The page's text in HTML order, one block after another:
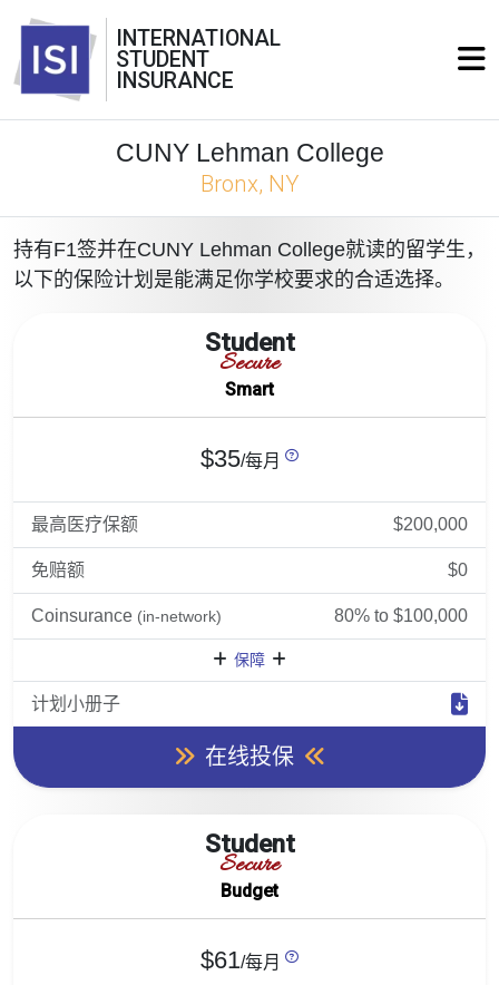
INTERNATIONAL
STUDENT
INSURANCE
CUNY Lehman College
Bronx, NY
持有F1签并在CUNY Lehman College就读的留学生，
以下的保险计划是能满足你学校要求的合适选择。
Student
Secure
Smart
$35/每月
最高医疗保额 $200,000
免赔额 $0
Coinsurance (in-network) 80% to $100,000
保障
计划小册子
在线投保
Student
Secure
Budget
$61/每月